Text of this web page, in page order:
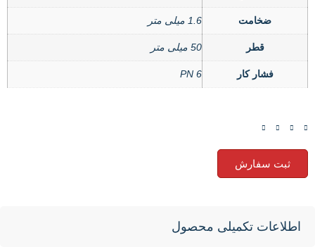
ضخامت 1.6 میلی متر
قطر 50 میلی متر
فشار کار PN 6
ثبت سفارش
اطلاعات تکمیلی محصول